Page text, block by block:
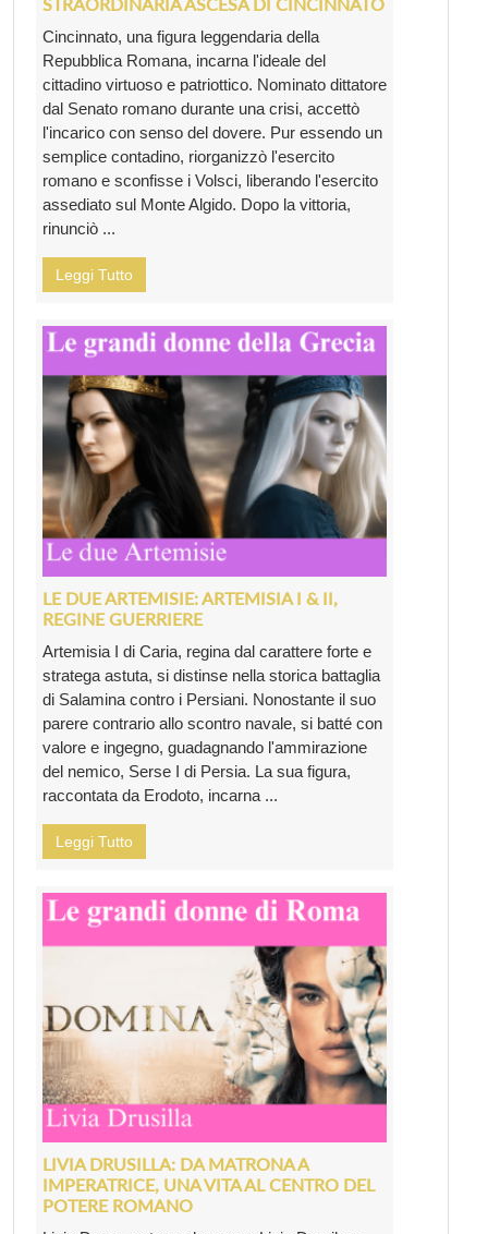
Cincinnato, una figura leggendaria della
Repubblica Romana, incarna l'ideale del
cittadino virtuoso e patriottico. Nominato dittatore
dal Senato romano durante una crisi, accettò
l'incarico con senso del dovere. Pur essendo un
semplice contadino, riorganizzò l'esercito
romano e sconfisse i Volsci, liberando l'esercito
assediato sul Monte Algido. Dopo la vittoria,
rinunciò ...
Leggi Tutto
LE DUE ARTEMISIE: ARTEMISIA I & II,
REGINE GUERRIERE
Artemisia I di Caria, regina dal carattere forte e
stratega astuta, si distinse nella storica battaglia
di Salamina contro i Persiani. Nonostante il suo
parere contrario allo scontro navale, si batté con
valore e ingegno, guadagnando l'ammirazione
del nemico, Serse I di Persia. La sua figura,
raccontata da Erodoto, incarna ...
Leggi Tutto
LIVIA DRUSILLA: DA MATRONA A
IMPERATRICE, UNA VITA AL CENTRO DEL
POTERE ROMANO